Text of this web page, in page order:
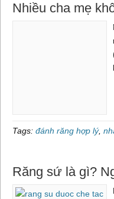
Nhiều cha mẹ
Tags: đánh răng hợp lý,
Răng sứ là gì?